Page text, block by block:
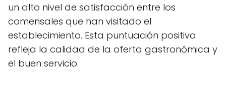
un alto nivel de satisfacción entre los
comensales que han visitado el
establecimiento. Esta puntuación positiva
refleja la calidad de la oferta gastronómica y
el buen servicio.